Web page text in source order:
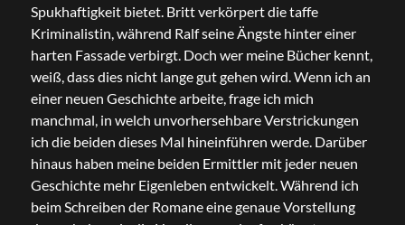
Spukhaftigkeit bietet. Britt verkörpert die taffe
Kriminalistin, während Ralf seine Ängste hinter einer
harten Fassade verbirgt. Doch wer meine Bücher kennt,
weiß, dass dies nicht lange gut gehen wird. Wenn ich an
einer neuen Geschichte arbeite, frage ich mich
manchmal, in welch unvorhersehbare Verstrickungen
ich die beiden dieses Mal hineinführen werde. Darüber
hinaus haben meine beiden Ermittler mit jeder neuen
Geschichte mehr Eigenleben entwickelt. Während ich
beim Schreiben der Romane eine genaue Vorstellung